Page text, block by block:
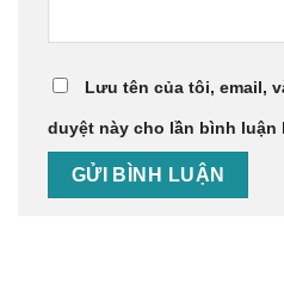
Lưu tên của tôi, email,
duyệt này cho lần bình luận